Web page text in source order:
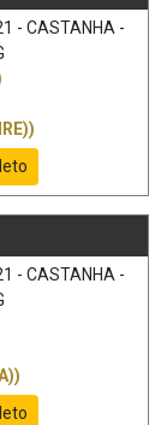
- CASTANHA -
- CASTANHA -